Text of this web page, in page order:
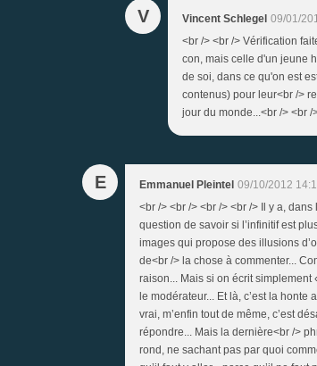
V Vincent Schlegel 09/01/
<br /> <br /> Vérification
con, mais celle d'un jeune
de soi, dans ce qu'on est
contenus) pour leur<br />
jour du monde...<br /> <br /
E Emmanuel Pleintel 09/10/2012
<br /> <br /> <br /> <br /> Il y a,
question de savoir si l’infinitif est
images qui propose des illusions
de<br /> la chose à commenter...
raison... Mais si on écrit simplement
le modérateur... Et là, c’est la honte
vrai, m’enfin tout de même, c’est
répondre... Mais la dernière<br />
rond, ne sachant pas par quoi